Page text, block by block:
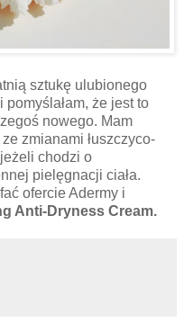
sztukę ulubionego
pomyślałam, że jest to
nowego. Mam
zmianami łuszczyco-
chodzi o
pielęgnacji ciała.
ofercie Adermy i
Anti-Dryness Cream.